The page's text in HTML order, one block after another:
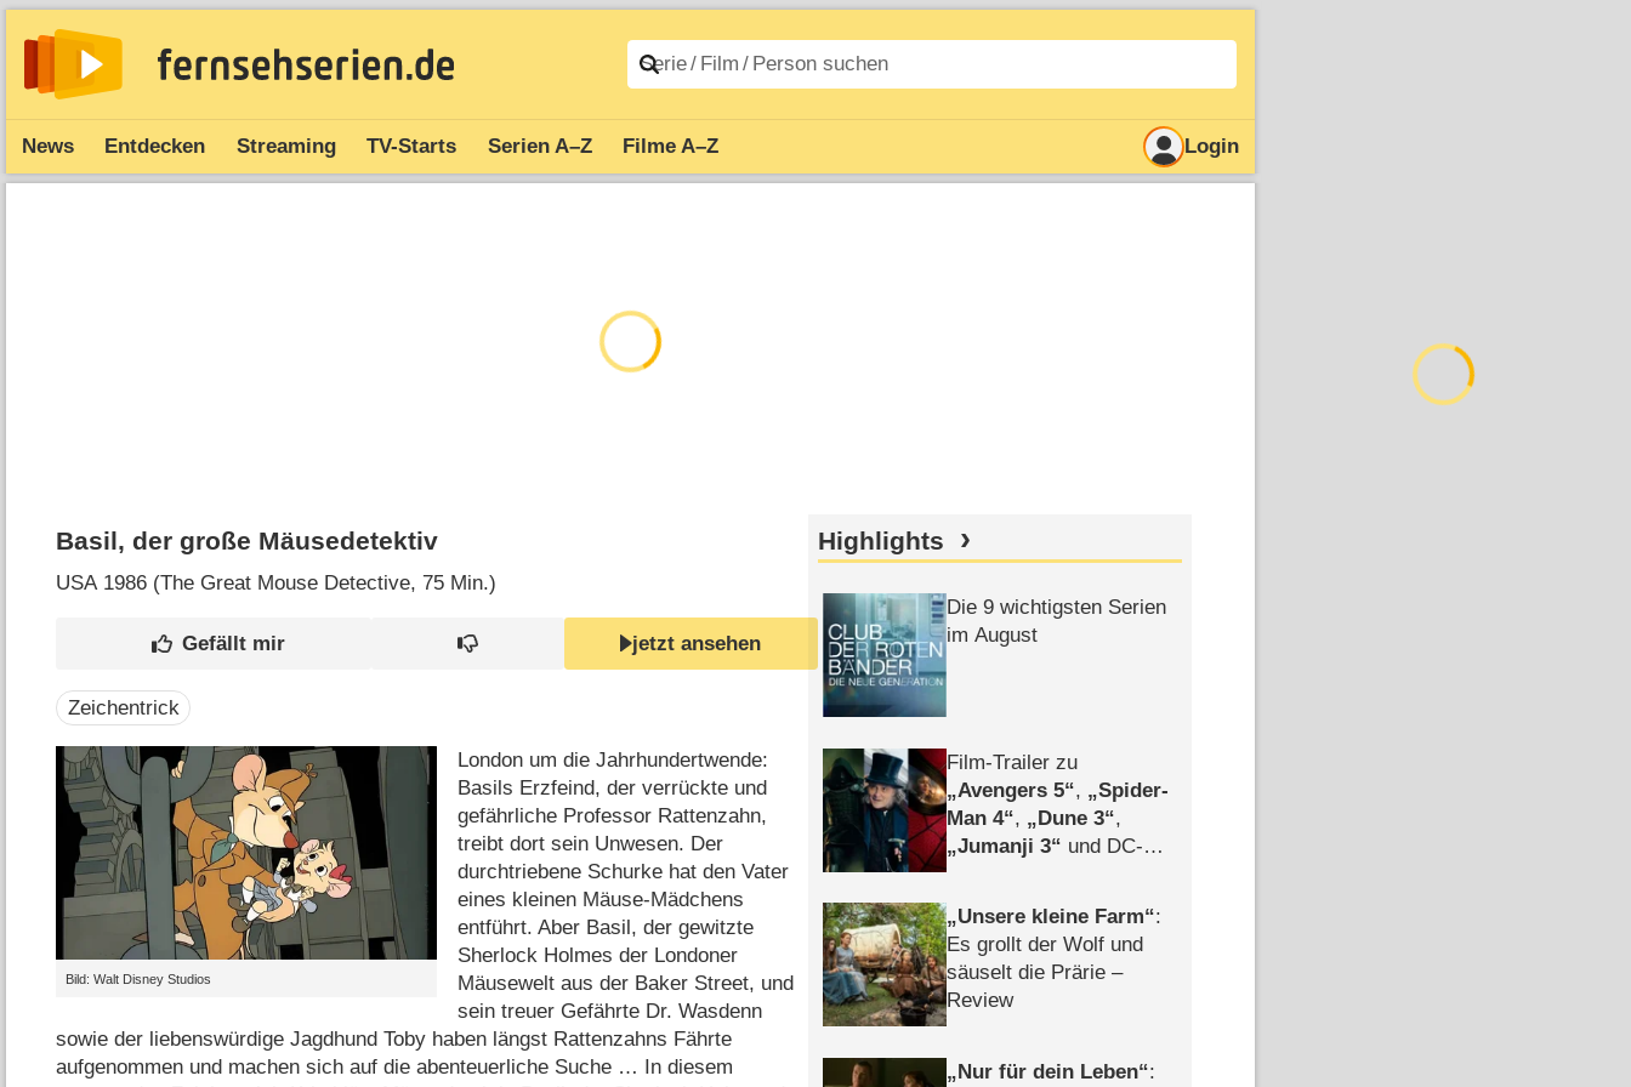
News Entdecken Streaming TV-Starts Serien A–Z Filme A–Z Login
Basil, der große Mäusedetektiv
USA1986 (The Great Mouse Detective‎, 75 Min.)
jetzt ansehen
Zeichentrick
Bild: Walt Disney Studios
London um die Jahrhundertwende:
Basils Erzfeind, der verrückte und
gefährliche Professor Rattenzahn,
treibt dort sein Unwesen. Der
durchtriebene Schurke hat den Vater
eines kleinen Mäuse-Mädchens
entführt. Aber Basil, der gewitzte
Sherlock Holmes der Londoner
Mäusewelt aus der Baker Street, und
sein treuer Gefährte Dr. Wasdenn
sowie der liebenswürdige Jagdhund Toby haben längst Rattenzahns Fährte
aufgenommen und machen sich auf die abenteuerliche Suche … In diesem
Highlights
Die 9 wichtigsten Serien
im August
Film-Trailer zu
Avengers 5 ,
Spider-
Man 4 , Dune 3 ,
Jumanji 3
und DC-
Unsere kleine Farm :
Es grollt der Wolf und
säuselt die Prärie –
Review
Nur für dein Leben :